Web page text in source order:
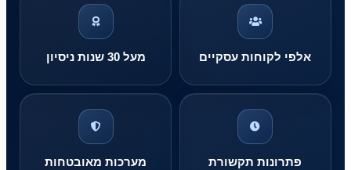
אלפי לקוחות עסקיים מעל 30 שנות ניסיון
פתרונות תקשורת
מערכות מאובטחות